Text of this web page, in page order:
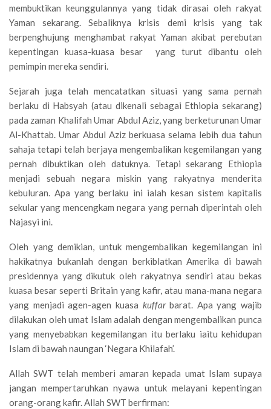
membuktikan keunggulannya yang tidak dirasai oleh rakyat
Yaman sekarang. Sebaliknya krisis demi krisis yang tak
berpenghujung menghambat rakyat Yaman akibat perebutan
kepentingan kuasa-kuasa besar yang turut dibantu oleh
pemimpin mereka sendiri.
Sejarah juga telah mencatatkan situasi yang sama pernah
berlaku di Habsyah (atau dikenali sebagai Ethiopia sekarang)
pada zaman Khalifah Umar Abdul Aziz, yang berketurunan Umar
Al-Khattab. Umar Abdul Aziz berkuasa selama lebih dua tahun
sahaja tetapi telah berjaya mengembalikan kegemilangan yang
pernah dibuktikan oleh datuknya. Tetapi sekarang Ethiopia
menjadi sebuah negara miskin yang rakyatnya menderita
kebuluran. Apa yang berlaku ini ialah kesan sistem kapitalis
sekular yang mencengkam negara yang pernah diperintah oleh
Najasyi ini.
Oleh yang demikian, untuk mengembalikan kegemilangan ini
hakikatnya bukanlah dengan berkiblatkan Amerika di bawah
presidennya yang dikutuk oleh rakyatnya sendiri atau bekas
kuasa besar seperti Britain yang kafir, atau mana-mana negara
yang menjadi agen-agen kuasa kuffarbarat. Apa yang wajib
dilakukan oleh umat Islam adalah dengan mengembalikan punca
yang menyebabkan kegemilangan itu berlaku iaitu kehidupan
Islam di bawah naungan ‘Negara Khilafah’.
Allah SWT telah memberi amaran kepada umat Islam supaya
jangan mempertaruhkan nyawa untuk melayani kepentingan
orang-orang kafir. Allah SWT berfirman: